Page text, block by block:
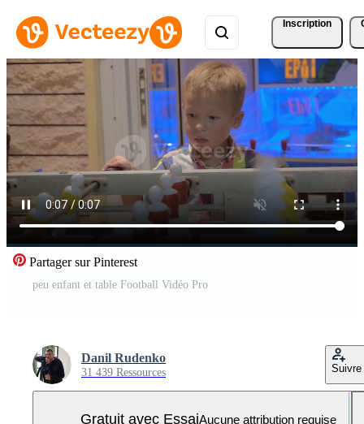
Inscription
Partager sur Pinterest
peu enfant et table Football Vidéo Pro
Danil Rudenko
31 439 Ressources Suivre
Gratuit avec EssaiAucune attribution requise